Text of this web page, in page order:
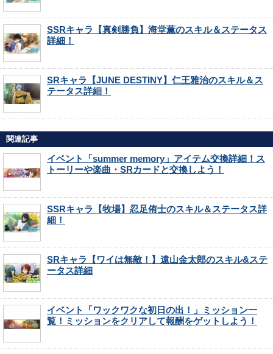
SSRキャラ【真剣勝負】海堂薫のスキル＆ステータス
詳細！
SRキャラ【JUNE DESTINY】仁王雅治のスキル＆ス
テータス詳細！
関連記事
イベント「summer memory」アイテム交換詳細！ス
トーリーや楽曲・SRカードと交換しよう！
SSRキャラ【牧場】忍足侑士のスキル＆ステータス詳
細！
SRキャラ【ワイは無敵！】遠山金太郎のスキル&ステ
ータス詳細
イベント「ワックワクな初日の出！」ミッション一
覧！ミッションをクリアして報酬をゲットしよう！